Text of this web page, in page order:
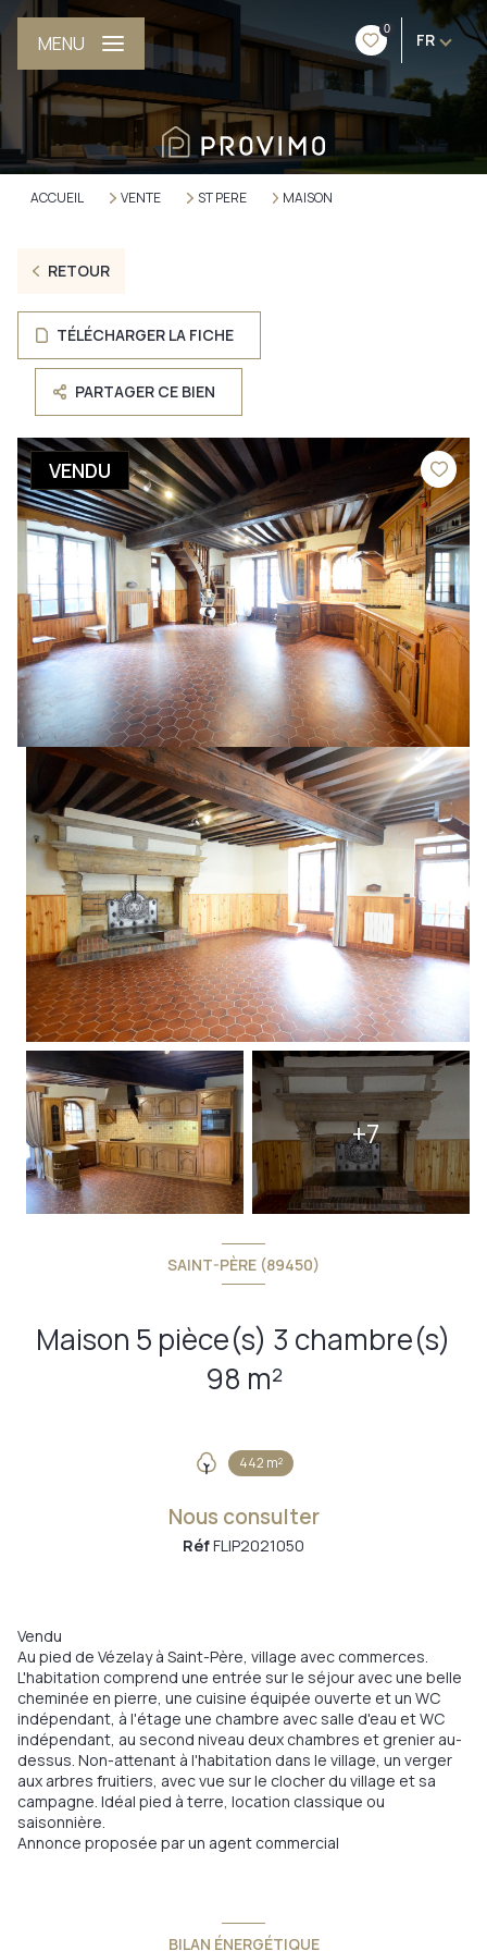
0
FR
MENU
ACCUEIL VENTE ST PERE MAISON
RETOUR
TÉLÉCHARGER LA FICHE
PARTAGER CE BIEN
VENDU
+7
SAINT-PÈRE (89450)
Maison 5 pièce(s) 3 chambre(s)
98 m²
442 m²
Nous consulter
RéfFLIP2021050
Vendu
Au pied de Vézelay à Saint-Père, village avec commerces.
L'habitation comprend une entrée sur le séjour avec une belle
cheminée en pierre, une cuisine équipée ouverte et un WC
indépendant, à l'étage une chambre avec salle d'eau et WC
indépendant, au second niveau deux chambres et grenier au-
dessus. Non-attenant à l'habitation dans le village, un verger
aux arbres fruitiers, avec vue sur le clocher du village et sa
campagne. Idéal pied à terre, location classique ou
saisonnière.
Annonce proposée par un agent commercial
BILAN ÉNERGÉTIQUE